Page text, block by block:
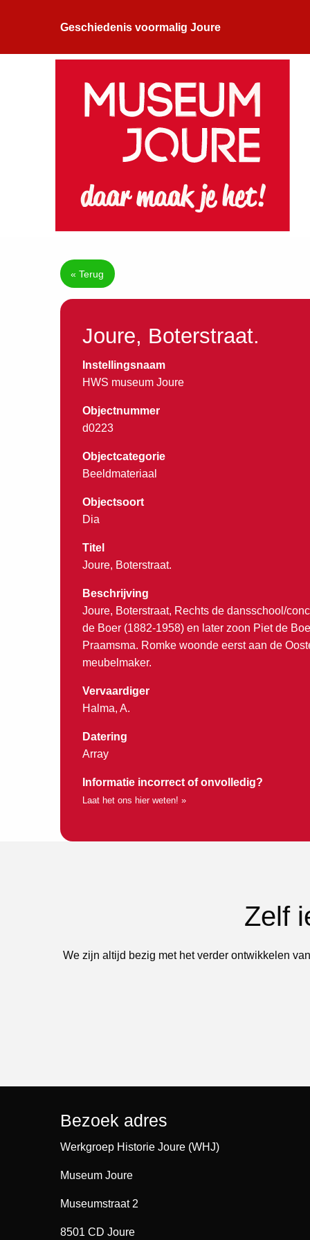
Geschiedenis voormalig Joure
« Terug
Joure, Boterstraat.
Instellingsnaam
HWS museum Joure
Objectnummer
d0223
Objectcategorie
Beeldmateriaal
Objectsoort
Dia
Titel
Joure, Boterstraat.
Beschrijving
Joure, Boterstraat, Rechts de dansschool/
de Boer (1882-1958) en later zoon Piet de
Praamsma. Romke woonde eerst aan de
meubelmaker.
Vervaardiger
Halma, A.
Datering
Array
Informatie incorrect of onvolledig?
Laat het ons hier weten! »
Zelf
We zijn altijd bezig met het verder ontwikkelen
Bezoek adres
Werkgroep Historie Joure (WHJ)
Museum Joure
Museumstraat 2
8501 CD Joure